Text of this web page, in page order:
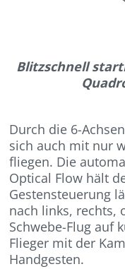
Blitzschnell
Durch die 6-
sich auch mit nur
fliegen. Die
Optical Flow hält
Gestensteuerung
nach links, rechts,
Schwebe-Flug auf
Flieger mit der
Handgesten.